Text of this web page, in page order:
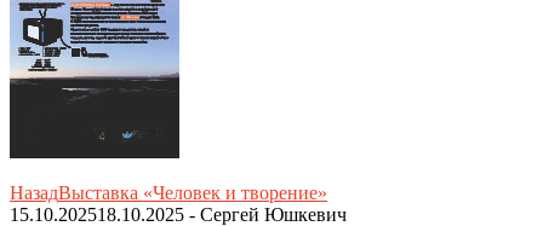
НазадВыставка «Человек и творение»
15.10.202518.10.2025 - Сергей Юшкевич